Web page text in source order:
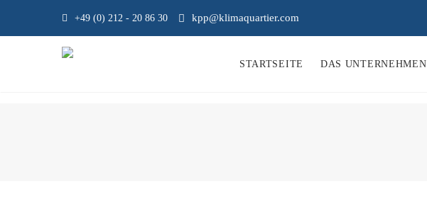
+49 (0) 212 - 20 86 30 kpp@klimaquartier.com
STARTSEITE DAS UNTERNEHMEN